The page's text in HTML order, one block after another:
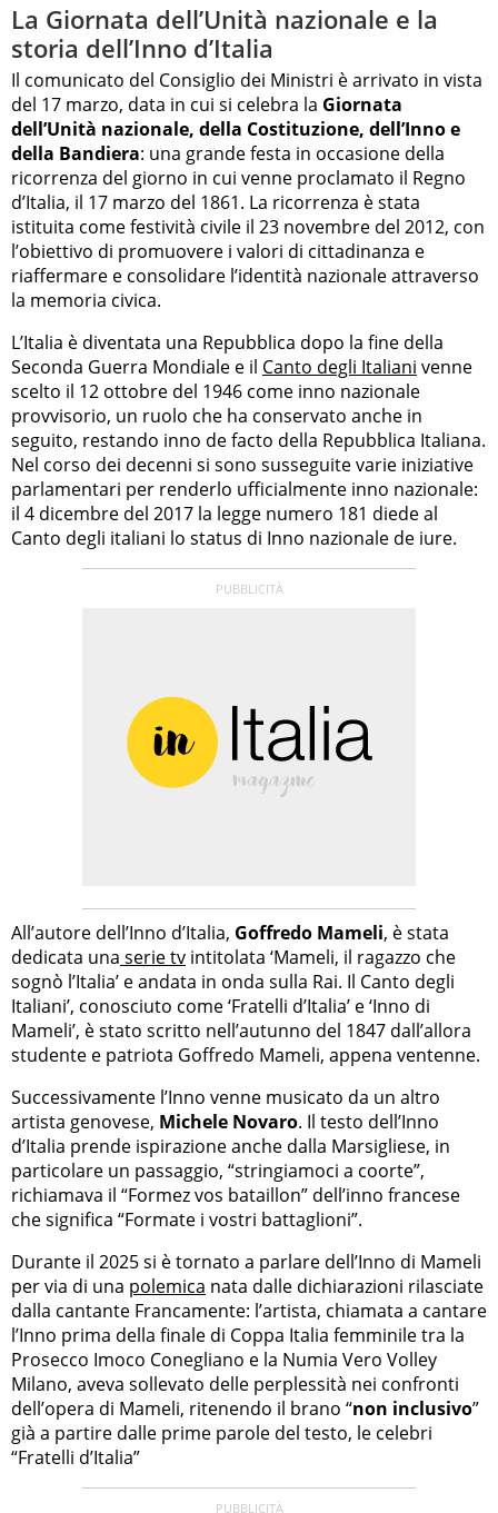
La Giornata dell’Unità nazionale e la
storia dell’Inno d’Italia
Il comunicato del Consiglio dei Ministri è arrivato in vista
del 17 marzo, data in cui si celebra la Giornata
dell’Unità nazionale, della Costituzione, dell’Inno e
della Bandiera: una grande festa in occasione della
ricorrenza del giorno in cui venne proclamato il Regno
d’Italia, il 17 marzo del 1861. La ricorrenza è stata
istituita come festività civile il 23 novembre del 2012, con
l’obiettivo di promuovere i valori di cittadinanza e
riaffermare e consolidare l’identità nazionale attraverso
la memoria civica.
L’Italia è diventata una Repubblica dopo la fine della
Seconda Guerra Mondiale e il Canto degli Italiani venne
scelto il 12 ottobre del 1946 come inno nazionale
provvisorio, un ruolo che ha conservato anche in
seguito, restando inno de facto della Repubblica Italiana.
Nel corso dei decenni si sono susseguite varie iniziative
parlamentari per renderlo ufficialmente inno nazionale:
il 4 dicembre del 2017 la legge numero 181 diede al
Canto degli italiani lo status di Inno nazionale de iure.
All’autore dell’Inno d’Italia, Goffredo Mameli, è stata
dedicata una serie tv intitolata ‘Mameli, il ragazzo che
sognò l’Italia’ e andata in onda sulla Rai. Il Canto degli
Italiani’, conosciuto come ‘Fratelli d’Italia’ e ‘Inno di
Mameli’, è stato scritto nell’autunno del 1847 dall’allora
studente e patriota Goffredo Mameli, appena ventenne.
Successivamente l’Inno venne musicato da un altro
artista genovese, Michele Novaro. Il testo dell’Inno
d’Italia prende ispirazione anche dalla Marsigliese, in
particolare un passaggio, “stringiamoci a coorte”,
richiamava il “Formez vos bataillon” dell’inno francese
che significa “Formate i vostri battaglioni”.
Durante il 2025 si è tornato a parlare dell’Inno di Mameli
per via di una polemica nata dalle dichiarazioni rilasciate
dalla cantante Francamente: l’artista, chiamata a cantare
l’Inno prima della finale di Coppa Italia femminile tra la
Prosecco Imoco Conegliano e la Numia Vero Volley
Milano, aveva sollevato delle perplessità nei confronti
dell’opera di Mameli, ritenendo il brano “non inclusivo”
già a partire dalle prime parole del testo, le celebri
“Fratelli d’Italia”